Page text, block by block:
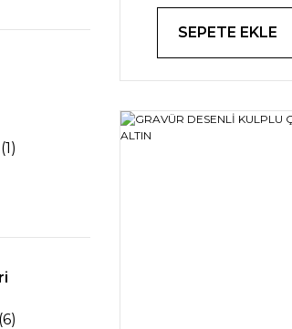
SEPETE EKLE